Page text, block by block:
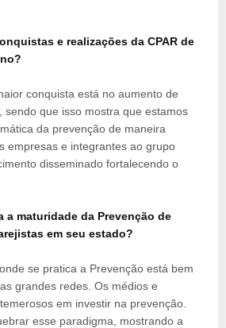
e realizações da CPAR de
conquista está no aumento de
sendo que isso mostra que estamos
da prevenção de maneira
empresas e integrantes ao grupo
disseminado fortalecendo o
a maturidade da Prevenção de
em seu estado?
se pratica a Prevenção está bem
grandes redes. Os médios e
em investir na prevenção.
esse paradigma, mostrando a